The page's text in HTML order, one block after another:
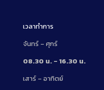
เวลาทำการ
จันทร์ – ศุกร์
08.30 น. – 16.30 น.
เสาร์ – อาทิตย์